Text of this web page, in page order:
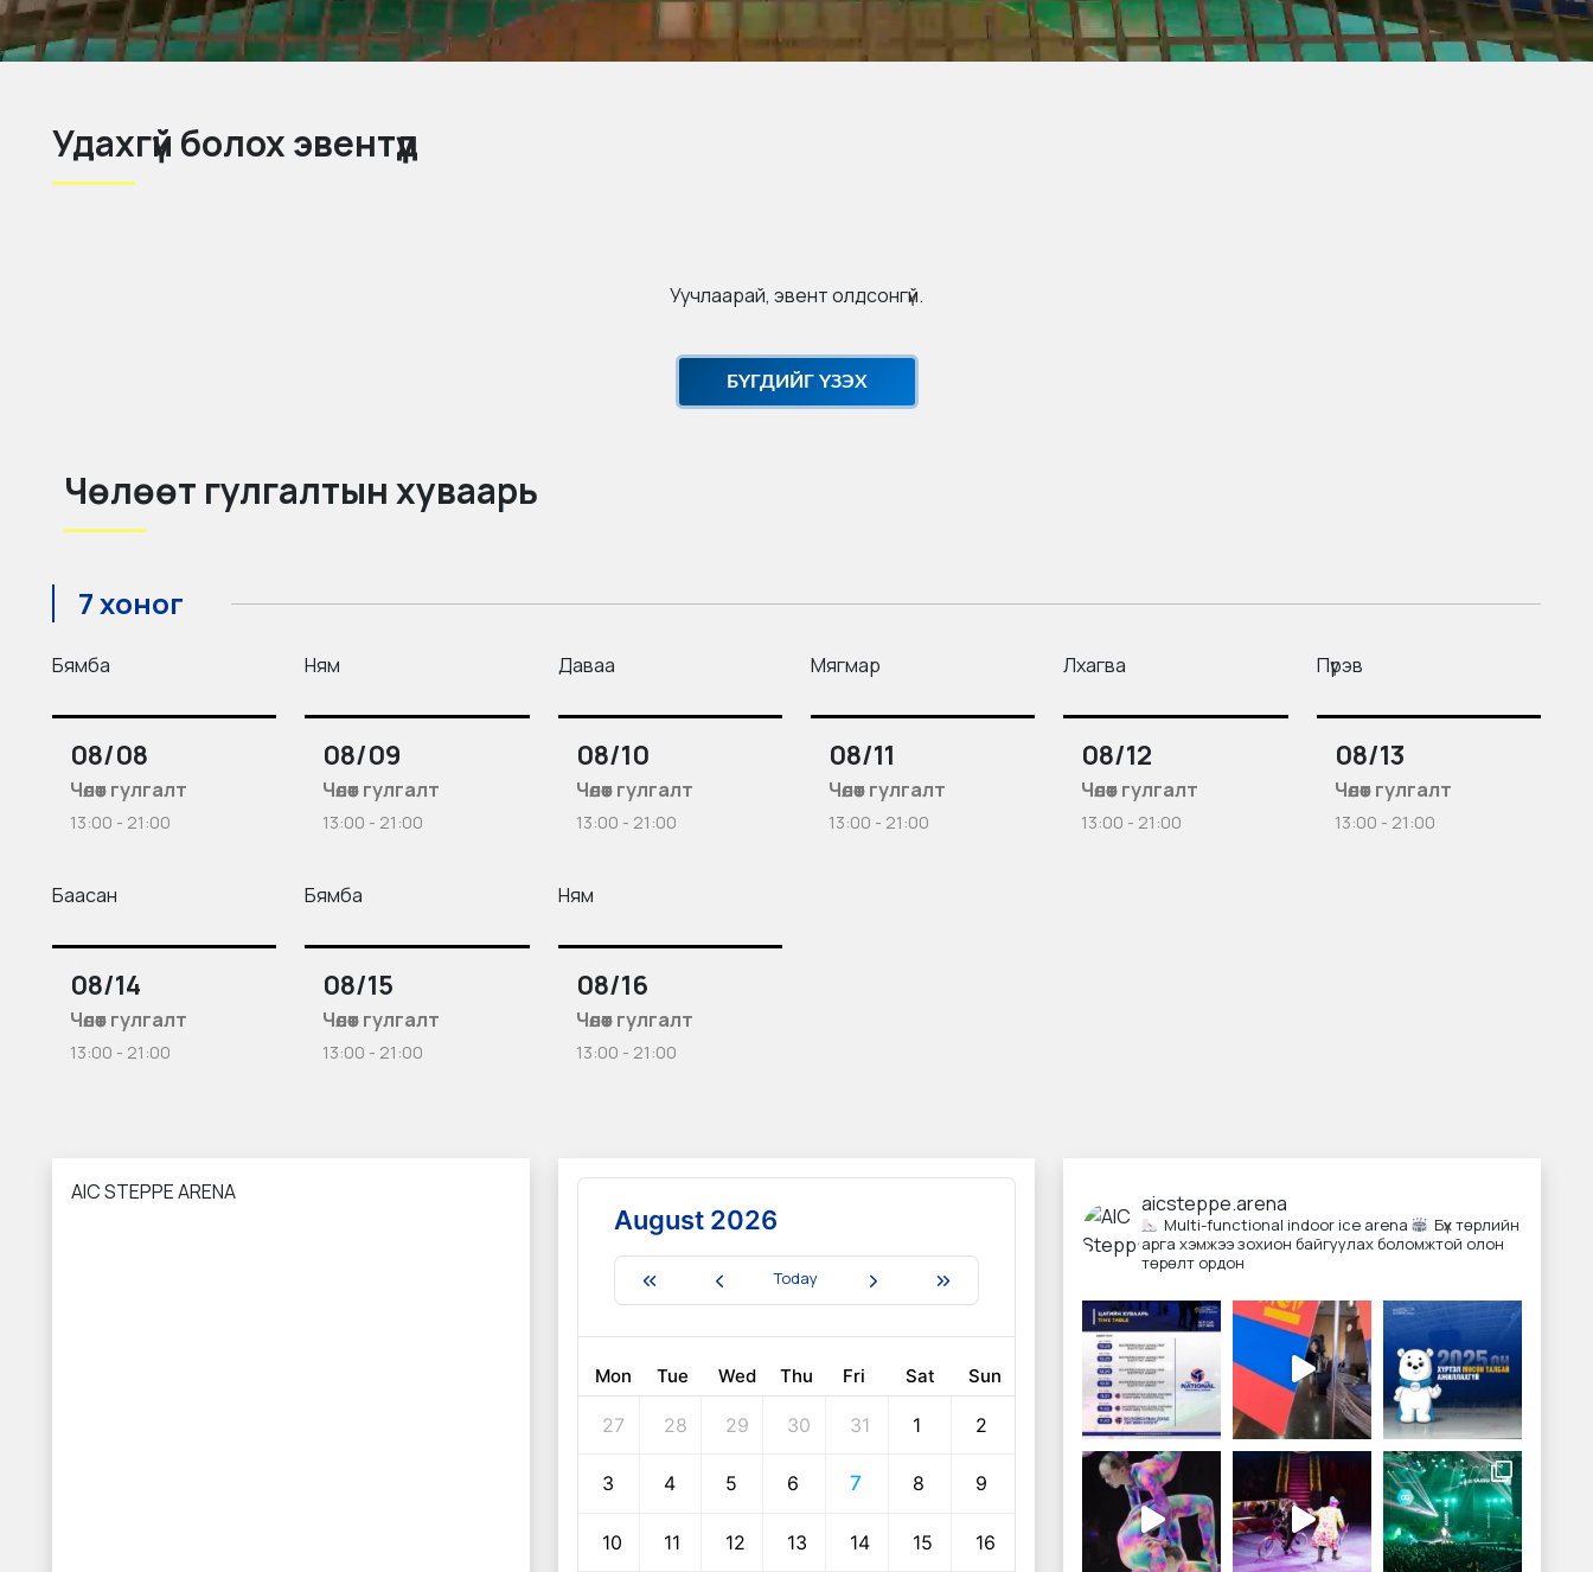
Удахгүй болох эвентүүд
Уучлаарай, эвент олдсонгүй.
БҮГДИЙГ ҮЗЭХ
Чөлөөт гулгалтын хуваарь
7 хоног
Бямба
08/08
Чөлөөт гулгалт
13:00 - 21:00
Ням
08/09
Чөлөөт гулгалт
13:00 - 21:00
Даваа
08/10
Чөлөөт гулгалт
13:00 - 21:00
Мягмар
08/11
Чөлөөт гулгалт
13:00 - 21:00
Лхагва
08/12
Чөлөөт гулгалт
13:00 - 21:00
Пүрэв
08/13
Чөлөөт гулгалт
13:00 - 21:00
Баасан
08/14
Чөлөөт гулгалт
13:00 - 21:00
Бямба
08/15
Чөлөөт гулгалт
13:00 - 21:00
Ням
08/16
Чөлөөт гулгалт
13:00 - 21:00
AIC STEPPE ARENA
August 2026
Today
Mon Tue Wed Thu Fri Sat Sun
27 28 29 30 31 1 2
3 4 5 6 7 8 9
10 11 12 13 14 15 16
aicsteppe.arena
Multi-functional indoor ice arena
Бүх төрлийн
арга хэмжээ зохион байгуулах боломжтой олон
төрөлт ордон